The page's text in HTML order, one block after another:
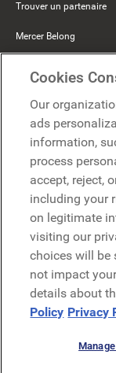
Trouver un partenaire
Mercer Belong
Demander une démo
Demander une
Contact
Contact
Politique de
Cookies
Our
ads
information,
process
accept, reject,
including your
on legitimate
visiting our
choices will be
not impact
details about
Policy Privacy